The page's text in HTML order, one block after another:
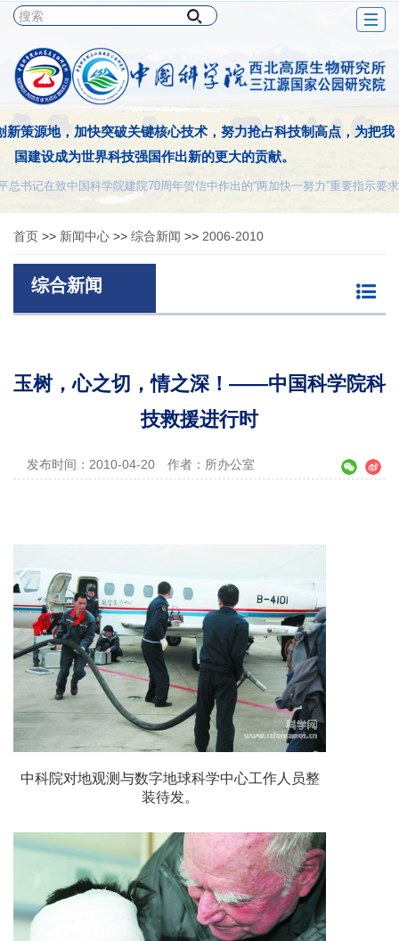
新策源地，加快突破关键核心技术，努力抢占科技制高点，为把我
国建设成为世界科技强国作出新的更大的贡献。
书记在致中国科学院建院70周年贺信中作出的“两加快一努力”重要指示要求
首页 >> 新闻中心 >> 综合新闻 >> 2006-2010
综合新闻
玉树，心之切，情之深！——中国科学院科
技救援进行时
发布时间：2010-04-20 作者：所办公室
中科院对地观测与数字地球科学中心工作人员整
装待发。